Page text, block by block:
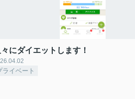
にダイエットします！
ライベート